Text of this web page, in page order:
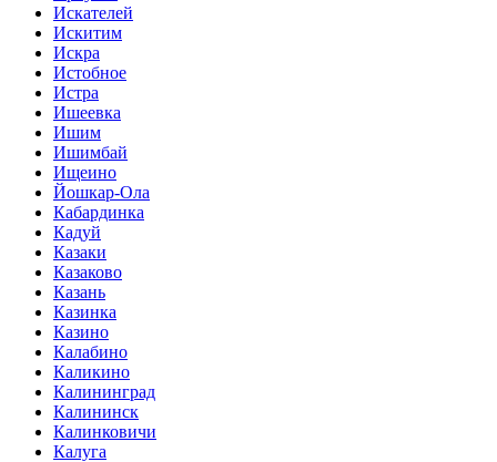
Искателей
Искитим
Искра
Истобное
Истра
Ишеевка
Ишим
Ишимбай
Ищеино
Йошкар-Ола
Кабардинка
Кадуй
Казаки
Казаково
Казань
Казинка
Казино
Калабино
Каликино
Калининград
Калининск
Калинковичи
Калуга